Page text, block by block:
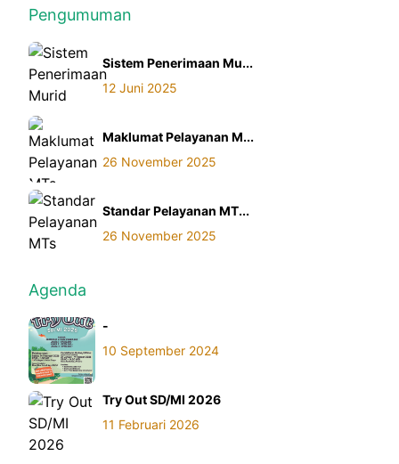
Pengumuman
Sistem Penerimaan Mu...
12 Juni 2025
Maklumat Pelayanan M...
26 November 2025
Standar Pelayanan MT...
26 November 2025
Agenda
-
10 September 2024
Try Out SD/MI 2026
11 Februari 2026